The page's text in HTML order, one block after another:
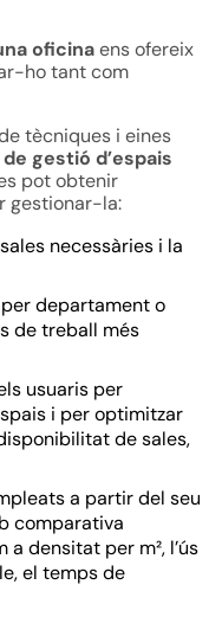
oficinaens ofereix
ho tant com
tècniques i eines
gestió d’espais
pot obtenir
gestionar-la:
necessàries i la
departament o
de treball més
usuaris per
i per optimitzar
de sales,
a partir del seu
comparativa
densitat per m², l’ús
el temps de